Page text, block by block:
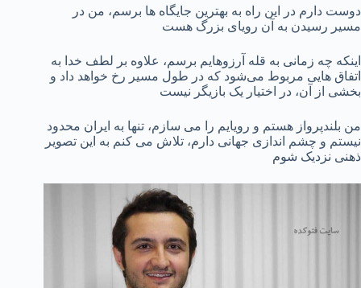
دوست دارم در این راه به بهترین جایگاه‌ ها برسم، من در
مسیر رسیدن به آن رویای بزرگ هست
اینکه چه زمانی به قله آرزوهایم برسم، علاوه‌ بر لطف خدا به
اتفاق‌ هایی مربوط می‌شود که در طول مسیر رخ خواهد داد و
بخشی از آن، در اختیار یک بازیگر نیست
من بلندپرواز هستم و رویایم را می‌ سازم، تنها به ایران محدود
نیستم و چشم‌ اندازی جهانی دارم، تلاش می‌ کنم به این تصویر
ذهنی نزدیک شوم